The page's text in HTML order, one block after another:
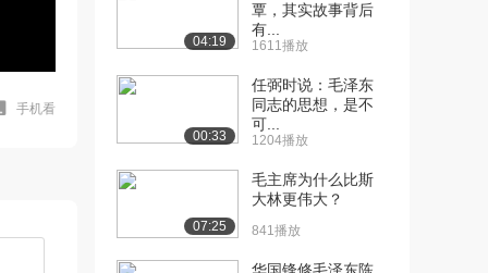
手机看
04:19
覃，其实故事背后
有...
1611播放
00:33
任弼时说：毛泽东
同志的思想，是不
可...
1204播放
07:25
毛主席为什么比斯
大林更伟大？
841播放